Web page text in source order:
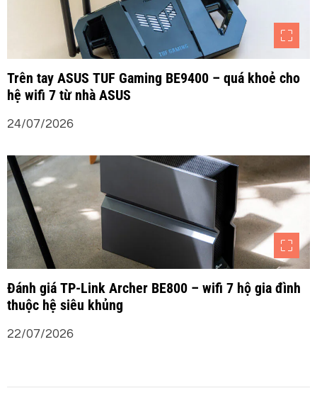
Trên tay ASUS TUF Gaming BE9400 – quá khoẻ cho
hệ wifi 7 từ nhà ASUS
24/07/2026
Đánh giá TP-Link Archer BE800 – wifi 7 hộ gia đình
thuộc hệ siêu khủng
22/07/2026